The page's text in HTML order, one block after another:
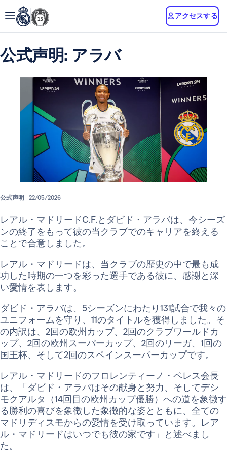
アクセスする
公式声明: アラバ
公式声明 22/05/2026
レアル・マドリードC.F.とダビド・アラバは、今シーズ
ンの終了をもって彼の当クラブでのキャリアを終える
ことで合意しました。
レアル・マドリードは、当クラブの歴史の中で最も成
功した時期の一つを彩った選手である彼に、感謝と深
い愛情を表します。
ダビド・アラバは、5シーズンにわたり131試合で我々の
ユニフォームを守り、11のタイトルを獲得しました。そ
の内訳は、2回の欧州カップ、2回のクラブワールドカ
ップ、2回の欧州スーパーカップ、2回のリーガ、1回の
国王杯、そして2回のスペインスーパーカップです。
レアル・マドリードのフロレンティーノ・ペレス会長
は、「ダビド・アラバはその献身と努力、そしてデシ
モクアルタ（14回目の欧州カップ優勝）への道を象徴す
る勝利の喜びを象徴した象徴的な姿とともに、全ての
マドリディスモからの愛情を受け取っています。レア
ル・マドリードはいつでも彼の家です」と述べまし
た。